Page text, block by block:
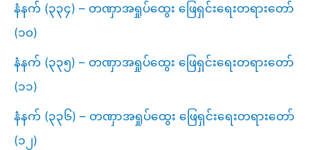
နံနက် (၃၃၄) – တဏှာအရှုပ်ထွေး ဖြေရှင်းရေးတရားတော်
(၁၀)
နံနက် (၃၃၅) – တဏှာအရှုပ်ထွေး ဖြေရှင်းရေးတရားတော်
(၁၁)
နံနက် (၃၃၆) – တဏှာအရှုပ်ထွေး ဖြေရှင်းရေးတရားတော်
(၁၂)